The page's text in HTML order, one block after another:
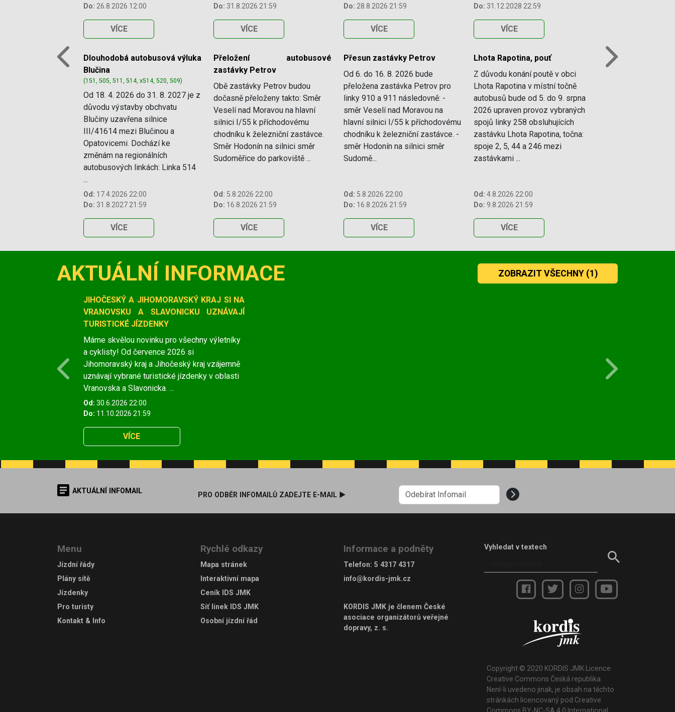
Do: 26.8.2026 12:00
VÍCE
Do: 31.8.2026 21:59
VÍCE
Do: 28.8.2026 21:59
VÍCE
Do: 31.12.2028 22:59
VÍCE
Dlouhodobá autobusová výluka
Blučina
(151, 505, 511, 514, x514, 520, 509)
Od 18. 4. 2026 do 31. 8. 2027 je z
důvodu výstavby obchvatu
Blučiny uzavřena silnice
III/41614 mezi Blučinou a
Opatovicemi. Dochází ke
změnám na regionálních
autobusových linkách: Linka 514
...
Od: 17.4.2026 22:00
Do: 31.8.2027 21:59
VÍCE
Přeložení autobusové
zastávky Petrov
Obě zastávky Petrov budou
dočasně přeloženy takto: Směr
Veselí nad Moravou na hlavní
silnici I/55 k příchodovému
chodníku k železniční zastávce.
Směr Hodonín na silnici směr
Sudoměřice do parkoviště ...
Od: 5.8.2026 22:00
Do: 16.8.2026 21:59
VÍCE
Přesun zastávky Petrov
Od 6. do 16. 8. 2026 bude
přeložena zastávka Petrov pro
linky 910 a 911 následovně: -
směr Veselí nad Moravou na
hlavní silnici I/55 k příchodovému
chodníku k železniční zastávce. -
směr Hodonín na silnici směr
Sudomě...
Od: 5.8.2026 22:00
Do: 16.8.2026 21:59
VÍCE
Lhota Rapotina, pouť
Z důvodu konání poutě v obci
Lhota Rapotina v místní točně
autobusů bude od 5. do 9. srpna
2026 upraven provoz vybraných
spojů linky 258 obsluhujících
zastávku Lhota Rapotina, točna:
spoje 2, 5, 44 a 246 mezi
zastávkami ...
Od: 4.8.2026 22:00
Do: 9.8.2026 21:59
VÍCE
Previous
AKTUÁLNÍ INFORMACE ZOBRAZIT VŠECHNY(1)
Slide 1 of 1
JIHOČESKÝ A JIHOMORAVSKÝ KRAJ SI NA
VRANOVSKU A SLAVONICKU UZNÁVAJÍ
TURISTICKÉ JÍZDENKY
Máme skvělou novinku pro všechny výletníky
a cyklisty! Od července 2026 si
Jihomoravský kraj a Jihočeský kraj vzájemně
uznávají vybrané turistické jízdenky v oblasti
Vranovska a Slavonicka. ...
Od: 30.6.2026 22:00
Do: 11.10.2026 21:59
VÍCE
Previous
AKTUÁLNÍ INFOMAIL PRO ODBĚR INFOMAILŮ ZADEJTE E-MAIL ►
Menu
Jízdní řády
Plány sítě
Jízdenky
Pro turisty
Kontakt & Info
Rychlé odkazy
Mapa stránek
Interaktivní mapa
Ceník IDS JMK
Síť linek IDS JMK
Osobní jízdní řád
Informace a podněty
Telefon: 5 4317 4317
info@kordis-jmk.cz
KORDIS JMK je členem České
asociace organizátorů veřejné
dopravy, z. s.
Vyhledat v textech
Copyright © 2020 KORDIS JMK Licence
Creative Commons Česká republika.
Není-li uvedeno jinak, je obsah na těchto
stránkách licencovaný pod Creative